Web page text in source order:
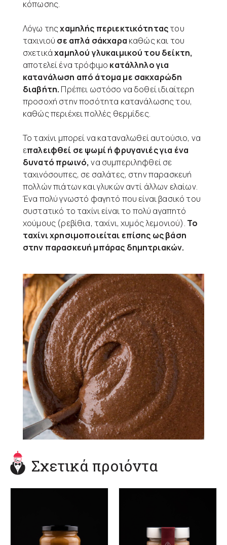
κόπωσης.
Λόγω τηςχαμηλής περιεκτικότηταςτου
ταχινιού σε απλά σάκχαρα καθώς και του
σχετικάχαμηλού γλυκαιμικού του δείκτη,
αποτελεί ένα τρόφιμο κατάλληλο για
κατανάλωση από άτομα με σακχαρώδη
διαβήτη. Πρέπει ωστόσο να δοθεί ιδιαίτερη
προσοχή στην ποσότητα κατανάλωσης του,
καθώς περιέχει πολλές θερμίδες.
Το ταχίνι μπορεί να καταναλωθεί αυτούσιο, να
επαλειφθεί σε ψωμί ή φρυγανιές για ένα
δυνατό πρωινό, να συμπεριληφθεί σε
ταχινόσουπες, σε σαλάτες, στην παρασκευή
πολλών πιάτων και γλυκών αντί άλλων ελαίων.
Ένα πολύ γνωστό φαγητό που είναι βασικό του
συστατικό το ταχίνι είναι το πολύ αγαπητό
χούμους (ρεβίθια, ταχίνι, χυμός λεμονιού). Το
ταχίνι χρησιμοποιείται επίσης ως βάση
στην παρασκευή μπάρας δημητριακών.
Σχετικά προιόντα